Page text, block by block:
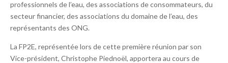
professionnels de l’eau, des associations de consommateurs, du
secteur financier, des associations du domaine de l’eau, des
représentants des ONG.
La FP2E, représentée lors de cette première réunion par son
Vice-président, Christophe Piednoël, apportera au cours de